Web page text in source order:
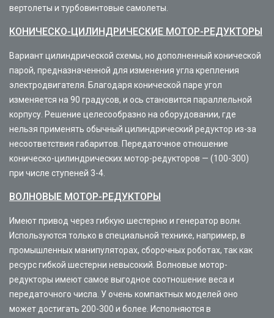
вертолеты и турбовинтовые самолеты.
КОНИЧЕСКО-ЦИЛИНДРИЧЕСКИЕ МОТОР-РЕДУКТОРЫ
Вариант цилиндрической схемы, но дополненный конической
парой, предназначенной для изменения угла крепления
электродвигателя. Благодаря конической паре угол
изменяется на 90 градусов, и ось становится параллельной
корпусу. Решение целесообразно на оборудовании, где
нельзя применять обычный цилиндрический редуктор из-за
несоответствия габаритов. Передаточное отношение
коническо-цилиндрических мотор-редукторов — (100-300)
при числе ступеней 3-4.
ВОЛНОВЫЕ МОТОР-РЕДУКТОРЫ
Имеют привод через гибкую шестерню и генератор волн.
Используются только в специальной технике, например, в
промышленных манипуляторах, сборочных роботах, так как
ресурс гибкой шестерни невысокий. Волновые мотор-
редукторы имеют самое выгодное соотношение веса и
передаточного числа. У очень компактных моделей оно
может достигать 200-300 и более. Исполняются в